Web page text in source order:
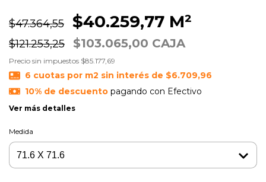
$47.364,55 $40.259,77 M²
$121.253,25 $103.065,00 CAJA
Precio sin impuestos $85.177,69
6 cuotas por m2 sin interés de $6.709,96
10% de descuentopagando con Efectivo
Ver más detalles
Medida